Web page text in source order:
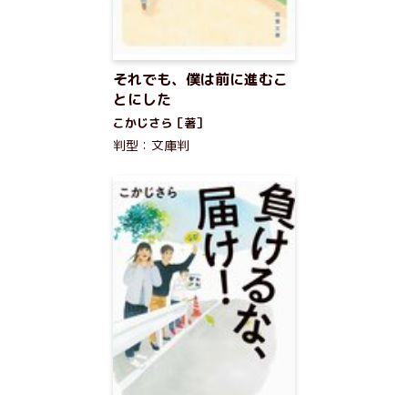
それでも、僕は前に進むこ
とにした
こかじさら［著］
判型：文庫判